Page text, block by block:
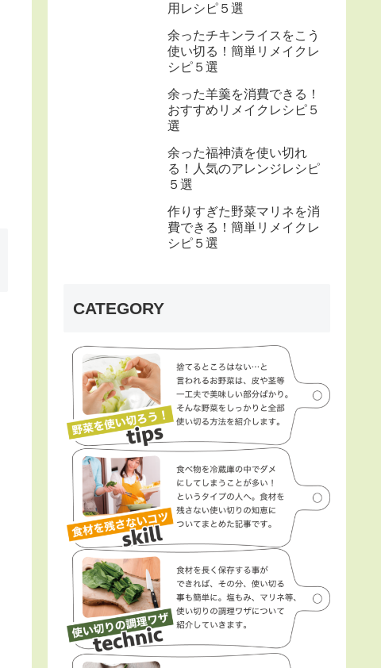
用レシピ５選
余ったチキンライスをこう
使い切る！簡単リメイクレ
シピ５選
余った羊羹を消費できる！
おすすめリメイクレシピ５
選
余った福神漬を使い切れ
る！人気のアレンジレシピ
５選
作りすぎた野菜マリネを消
費できる！簡単リメイクレ
シピ５選
CATEGORY